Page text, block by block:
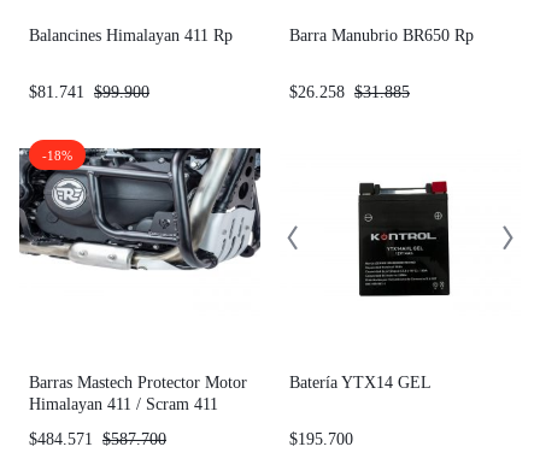
Balancines Himalayan 411 Rp
$99.900
$81.741
Barra Manubrio BR650 Rp
$31.885
$26.258
-18%
Barras Mastech Protector Motor
Himalayan 411 / Scram 411
$587.700
$484.571
Batería YTX14 GEL
$195.700